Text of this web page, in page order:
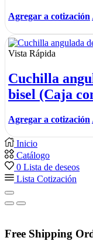
Agregar a cotización
Vista Rápida
Cuchilla
bisel (Caja
Agregar a cotización
Inicio
Catálogo
0 Lista de deseos
Lista Cotización
Free Shipping